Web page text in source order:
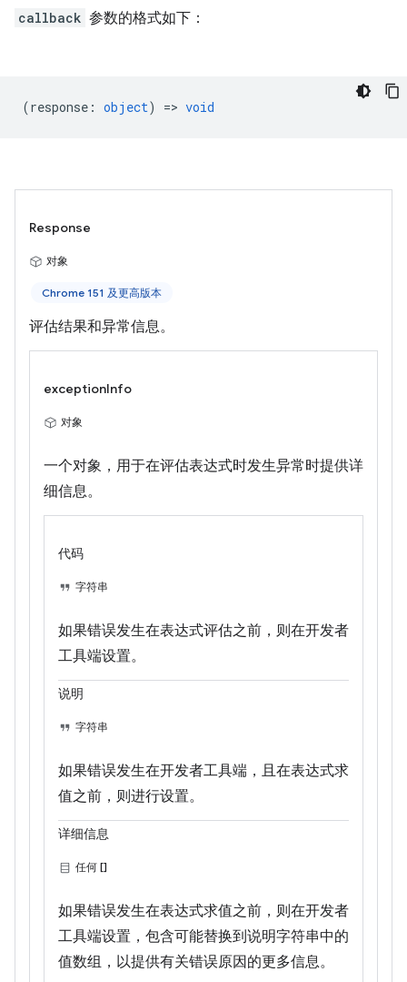
callback 参数的格式如下：
(response : object) => void
Response
对象
Chrome 151 及更高版本
评估结果和异常信息。
exceptionInfo
对象
一个对象，用于在评估表达式时发生异常时提供详
细信息。
代码
字符串
如果错误发生在表达式评估之前，则在开发者
工具端设置。
说明
字符串
如果错误发生在开发者工具端，且在表达式求
值之前，则进行设置。
详细信息
任何 []
如果错误发生在表达式求值之前，则在开发者
工具端设置，包含可能替换到说明字符串中的
值数组，以提供有关错误原因的更多信息。